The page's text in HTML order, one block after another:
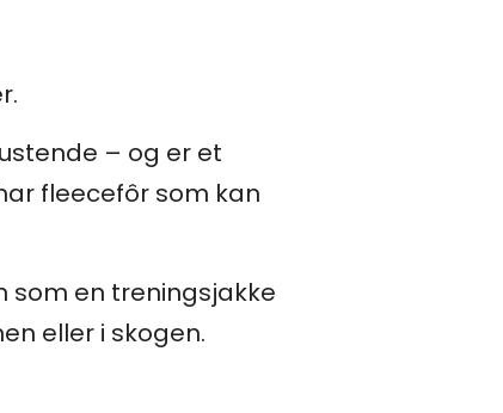
– og er et
fleecefôr som kan
som en treningsjakke
eller i skogen.